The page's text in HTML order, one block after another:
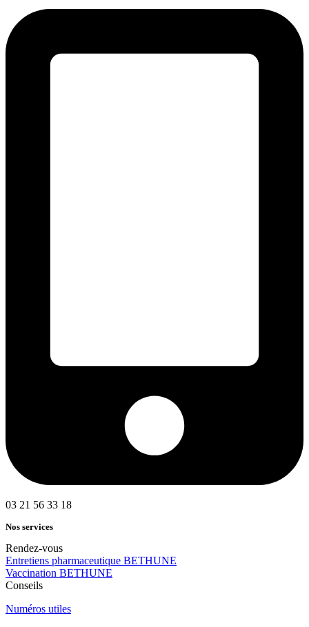
03 21 56 33 18
Nos services
Rendez-vous
Entretiens pharmaceutique BETHUNE
Vaccination BETHUNE
Conseils
Numéros utiles